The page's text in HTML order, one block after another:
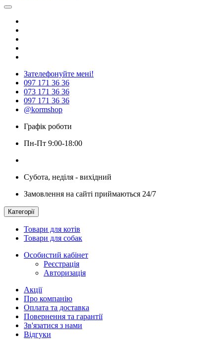
Зателефонуйте мені!
097 171 36 36
073 171 36 36
097 171 36 36
@kormshop
Графік роботи
Пн-Пт 9:00-18:00
Субота, неділя - вихідний
Замовлення на сайті приймаються 24/7
Категорії
Товари для котів
Товари для собак
Особистий кабінет
Реєстрація
Авторизація
Акції
Про компанію
Оплата та доставка
Повернення та гарантії
Зв'язатися з нами
Відгуки